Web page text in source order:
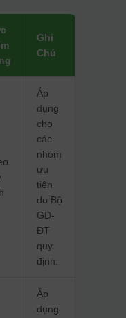
Ghi
Chú
Áp
dụng
cho
các
nhóm
ưu
tiên
do Bộ
GD-
ĐT
quy
định.
Áp
dụng